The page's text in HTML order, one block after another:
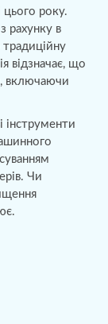
цього року.
рахунку в
традиційну
відзначає, що
включаючи
інструменти
Чи